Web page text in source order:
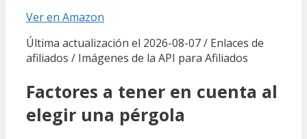
Ver en Amazon
Última actualización el 2026-08-07 / Enlaces de
afiliados / Imágenes de la API para Afiliados
Factores a tener en cuenta al
elegir una pérgola